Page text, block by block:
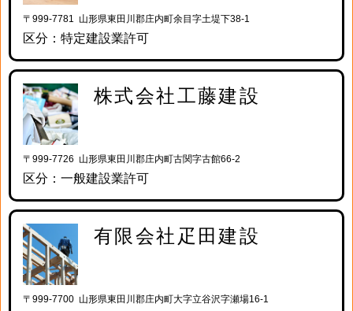
〒999-7781 山形県東田川郡庄内町余目字土堤下38-1
区分：特定建設業許可
株式会社工藤建設
〒999-7726 山形県東田川郡庄内町古関字古館66-2
区分：一般建設業許可
有限会社疋田建設
〒999-7700 山形県東田川郡庄内町大字立谷沢字瀬場16-1